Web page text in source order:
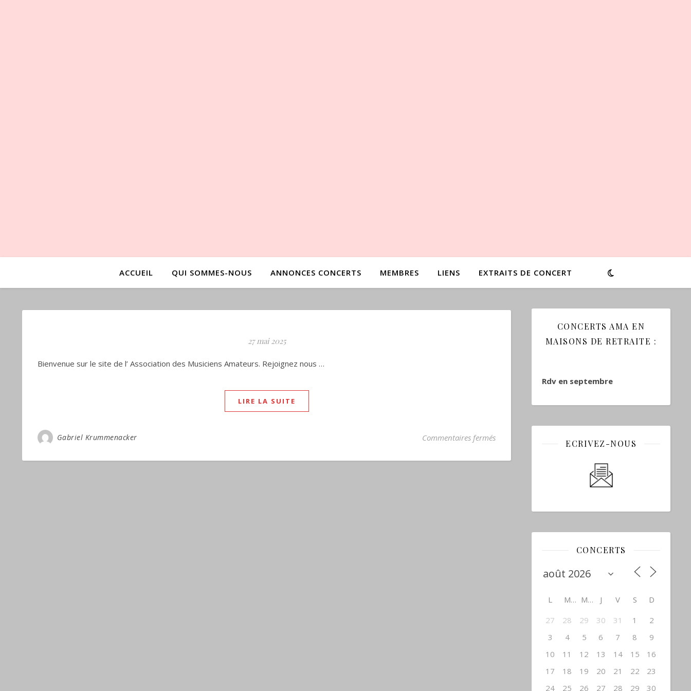
ACCUEIL QUI SOMMES-NOUS ANNONCES CONCERTS MEMBRES LIENS EXTRAITS DE CONCERT
27 mai 2025
Bienvenue sur le site de l’ Association des Musiciens Amateurs. Rejoignez nous …
LIRE LA SUITE
Gabriel Krummenacker Commentaires ferméssur
CONCERTS AMA EN
MAISONS DE RETRAITE :
Rdv en septembre
ECRIVEZ-NOUS
CONCERTS
L M M J V S D
27 28 29 30 31 1
2
3
4 5 6 7 8
9
10
11 12 13 14 15
16
17
18 19 20 21 22
23
24
25 26 27 28 29 30